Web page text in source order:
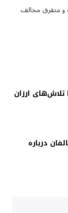
و متفرق مخالف
ارزان
درباره